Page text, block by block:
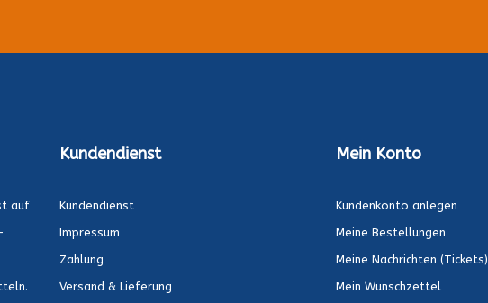
auf
Kundendienst
Kundendienst
Impressum
Zahlung
Versand & Lieferung
Mein Konto
Kundenkonto anlegen
Meine Bestellungen
Meine Nachrichten (Tickets)
Mein Wunschzettel